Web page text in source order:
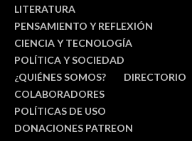
LITERATURA
PENSAMIENTO Y REFLEXIÓN
CIENCIA Y TECNOLOGÍA
POLÍTICA Y SOCIEDAD
¿QUIÉNES SOMOS?
DIRECTORIO
COLABORADORES
POLÍTICAS DE USO
DONACIONES PATREON